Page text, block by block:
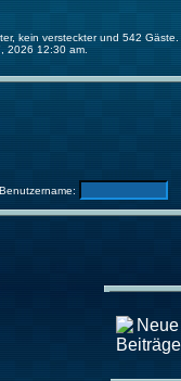
kein versteckter und 542
2026 12:30 am.
Benutzername: